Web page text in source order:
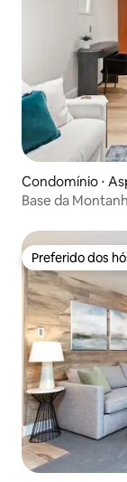
Condomínio ⋅
Base da
Preferido dos
Preferido dos